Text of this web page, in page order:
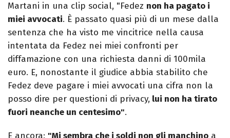
Martani in una clip social, "Fedez non ha pagato i
miei avvocati. È passato quasi più di un mese dalla
sentenza che ha visto me vincitrice nella causa
intentata da Fedez nei miei confronti per
diffamazione con una richiesta danni di 100mila
euro. E, nonostante il giudice abbia stabilito che
Fedez deve pagare i miei avvocati una cifra non la
posso dire per questioni di privacy, lui non ha tirato
fuori neanche un centesimo".